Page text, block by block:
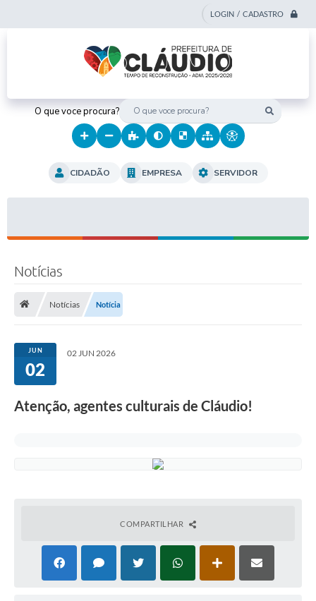
LOGIN / CADASTRO
O que voce procura?
CIDADÃO EMPRESA SERVIDOR
Notícias
Notícias Notícia
JUN
02
02 JUN 2026
Atenção, agentes culturais de Cláudio!
COMPARTILHAR